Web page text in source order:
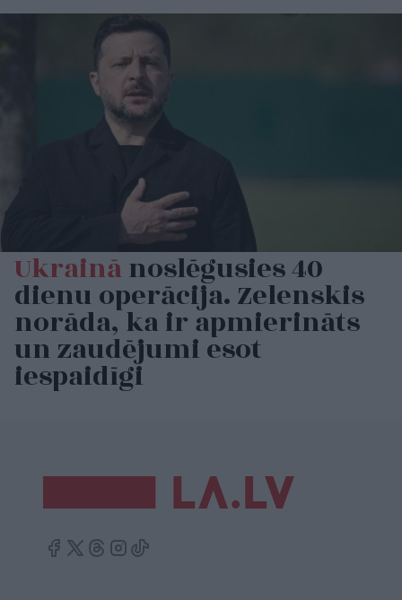
Ukrainānoslēgusies 40
dienu operācija. Zelenskis
norāda, ka ir apmierināts
un zaudējumi esot
iespaidīgi